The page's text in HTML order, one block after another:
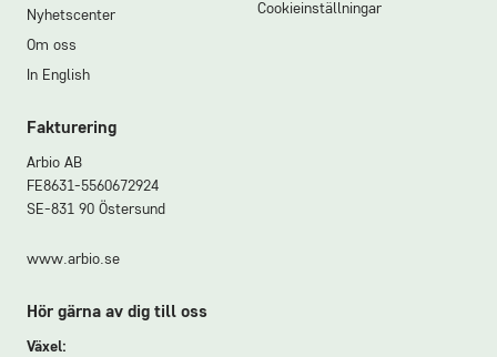
Nyhetscenter
Om oss
In English
Cookieinställningar
Fakturering
Arbio AB
FE8631-5560672924
SE-831 90 Östersund
www.arbio.se
Hör gärna av dig till oss
Växel: